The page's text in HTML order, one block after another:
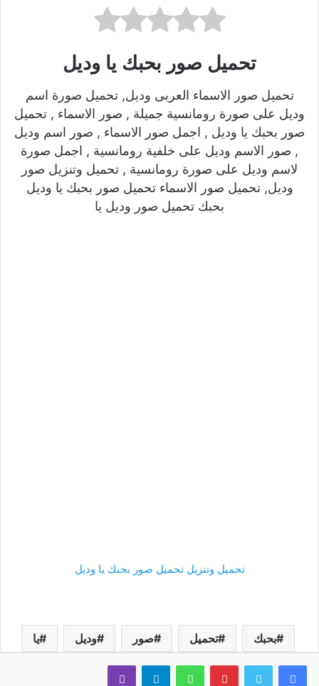
تحميل صور بحبك يا وديل
تحميل صور الاسماء العربى وديل, تحميل صورة اسم
وديل على صورة رومانسية جميلة , صور الاسماء , تحميل
صور بحبك يا وديل , اجمل صور الاسماء , صور اسم وديل
, صور الاسم وديل على خلفية رومانسية , اجمل صورة
لاسم وديل على صورة رومانسية , تحميل وتنزيل صور
وديل, تحميل صور الاسماء تحميل صور بحبك يا وديل
بحبك تحميل صور وديل يا
تحميل وتنزيل تحميل صور بحبك يا وديل
بحبك تحميل صور وديل يا
فيسبوك تويتر بينتيريستواتساب تيلقرام ڤايبر